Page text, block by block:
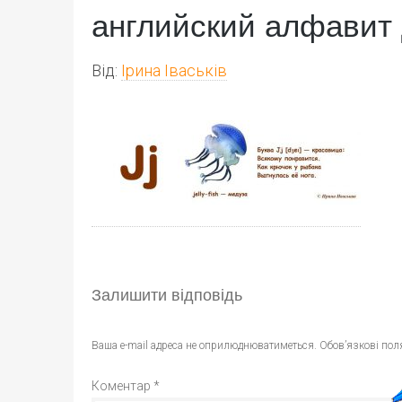
английский
Від: Ірина Іваськів
Залишити відповідь
Ваша e-mail адреса не оприлюднюватиметься. Обов’язкові
Коментар *